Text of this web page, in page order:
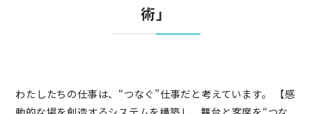
術」
わたしたちの仕事は、“つなぐ”仕事だと考えています。 【感